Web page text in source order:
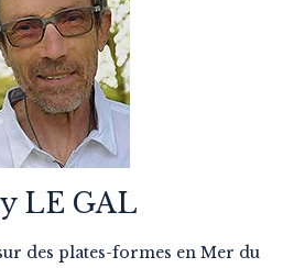
LE GAL
des plates-formes en Mer du